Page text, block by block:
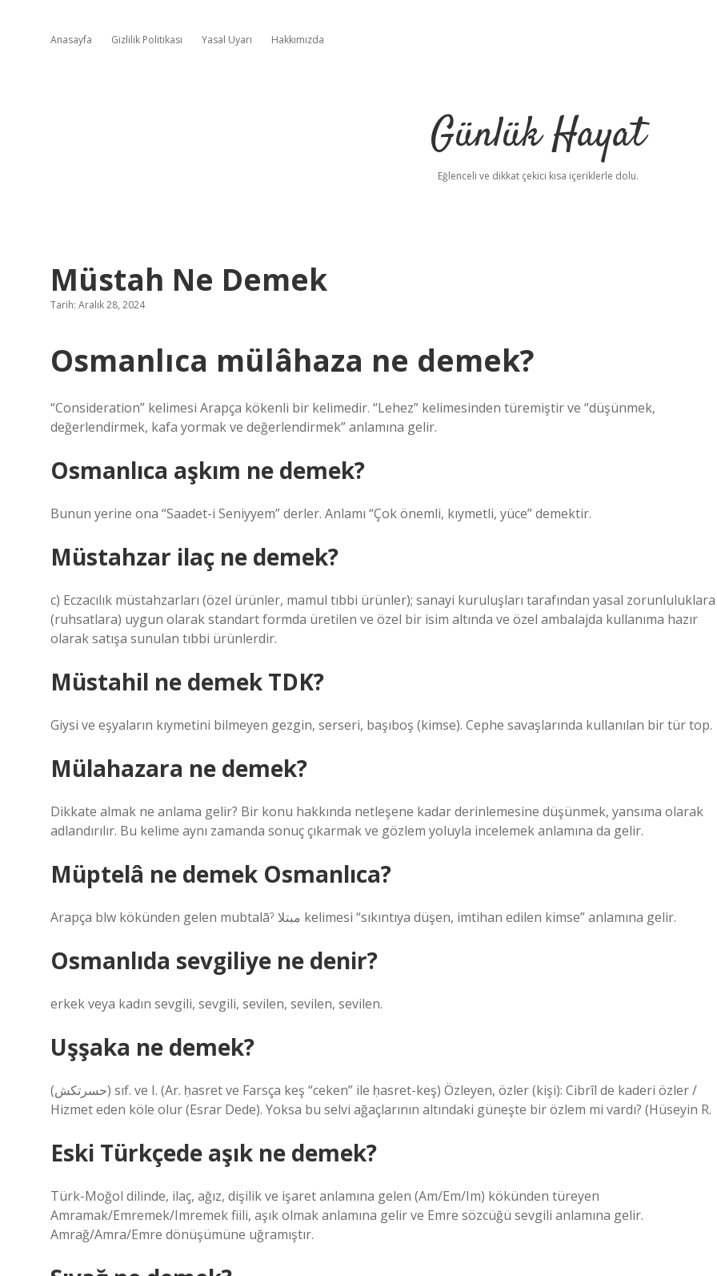
Anasayfa Gizlilik Politikası Yasal Uyarı Hakkımızda
Günlük Hayat
Eğlenceli ve dikkat çekici kısa içeriklerle dolu.
Müstah Ne Demek
Tarih: Aralık 28, 2024
Osmanlıca mülâhaza ne demek?
“Consideration” kelimesi Arapça kökenli bir kelimedir. “Lehez” kelimesinden türemiştir ve “düşünmek,
değerlendirmek, kafa yormak ve değerlendirmek” anlamına gelir.
Osmanlıca aşkım ne demek?
Bunun yerine ona “Saadet-i Seniyyem” derler. Anlamı “Çok önemli, kıymetli, yüce” demektir.
Müstahzar ilaç ne demek?
c) Eczacılık müstahzarları (özel ürünler, mamul tıbbi ürünler); sanayi kuruluşları tarafından yasal zorunluluklara
(ruhsatlara) uygun olarak standart formda üretilen ve özel bir isim altında ve özel ambalajda kullanıma hazır
olarak satışa sunulan tıbbi ürünlerdir.
Müstahil ne demek TDK?
Giysi ve eşyaların kıymetini bilmeyen gezgin, serseri, başıboş (kimse). Cephe savaşlarında kullanılan bir tür top.
Mülahazara ne demek?
Dikkate almak ne anlama gelir? Bir konu hakkında netleşene kadar derinlemesine düşünmek, yansıma olarak
adlandırılır. Bu kelime aynı zamanda sonuç çıkarmak ve gözlem yoluyla incelemek anlamına da gelir.
Müptelâ ne demek Osmanlıca?
Arapça blw kökünden gelen mubtalāˀ مبتلا kelimesi “sıkıntıya düşen, imtihan edilen kimse” anlamına gelir.
Osmanlıda sevgiliye ne denir?
erkek veya kadın sevgili, sevgili, sevilen, sevilen, sevilen.
Uşşaka ne demek?
(ﺣﺴﺮﺗﻜﺶ) sıf. ve I. (Ar. ḥasret ve Farsça keş “ceken” ile ḥasret-keş) Özleyen, özler (kişi): Cibrîl de kaderi özler /
Hizmet eden köle olur (Esrar Dede). Yoksa bu selvi ağaçlarının altındaki güneşte bir özlem mi vardı? (Hüseyin R.
Eski Türkçede aşık ne demek?
Türk-Moğol dilinde, ilaç, ağız, dişilik ve işaret anlamına gelen (Am/Em/Im) kökünden türeyen
Amramak/Emremek/Imremek fiili, aşık olmak anlamına gelir ve Emre sözcüğü sevgili anlamına gelir.
Amrağ/Amra/Emre dönüşümüne uğramıştır.